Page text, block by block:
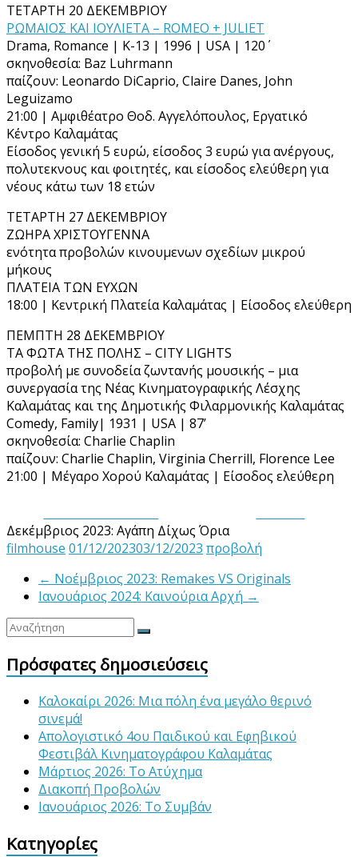
ΤΕΤΑΡΤΗ 20 ΔΕΚΕΜΒΡΙΟΥ
ΡΩΜΑΙΟΣ ΚΑΙ ΙΟΥΛΙΕΤΑ – ROMEO + JULIET
Drama, Romance | K-13 | 1996 | USA | 120΄
σκηνοθεσία: Baz Luhrmann
παίζουν: Leonardo DiCaprio, Claire Danes, John
Leguizamo
21:00 | Αμφιθέατρο Θοδ. Αγγελόπουλος, Εργατικό
Κέντρο Καλαμάτας
Είσοδος γενική 5 ευρώ, είσοδος 3 ευρώ για ανέργους,
πολυτεκνους και φοιτητές, και είσοδος ελεύθερη για
νέους κάτω των 18 ετών
TETAΡΤΗ 27 ΔΕΚΕΜΒΡΙΟΥ
ΖΩΗΡΑ ΧΡΙΣΤΟΥΓΕΝΝΑ
ενότητα προβολών κινουμενων σχεδίων μικρού
μήκους
ΠΛΑΤΕΙΑ ΤΩΝ ΕΥΧΩΝ
18:00 | Κεντρική Πλατεία Καλαμάτας | Είσοδος ελεύθερη
ΠΕΜΠΤΗ 28 ΔΕΚΕΜΒΡΙΟΥ
ΤΑ ΦΩΤΑ ΤΗΣ ΠΟΛΗΣ – CITY LIGHTS
προβολή με συνοδεία ζωντανής μουσικής – μια
συνεργασία της Νέας Κινηματογραφικής Λέσχης
Καλαμάτας και της Δημοτικής Φιλαρμονικής Καλαμάτας
Comedy, Family| 1931 | USA | 87’
σκηνοθεσία: Charlie Chaplin
παίζουν: Charlie Chaplin, Virginia Cherrill, Florence Lee
21:00 | Μέγαρο Χορού Καλαμάτας | Είσοδος ελεύθερη
Δεκέμβριος 2023: Αγάπη Δίχως Όρια
filmhouse 01/12/202303/12/2023 προβολή
← Νοέμβριος 2023: Remakes VS Originals
Ιανουάριος 2024: Καινούρια Αρχή →
Πρόσφατες δημοσιεύσεις
Καλοκαίρι 2026: Μια πόλη ένα μεγάλο θερινό
σινεμά!
Απολογιστικό 4ου Παιδικού και Εφηβικού
Φεστιβάλ Κινηματογράφου Καλαμάτας
Μάρτιος 2026: Το Ατύχημα
Διακοπή Προβολών
Ιανουάριος 2026: Το Συμβάν
Κατηγορίες